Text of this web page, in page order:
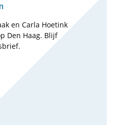
en Carla Hoetink
Den Haag. Blijf